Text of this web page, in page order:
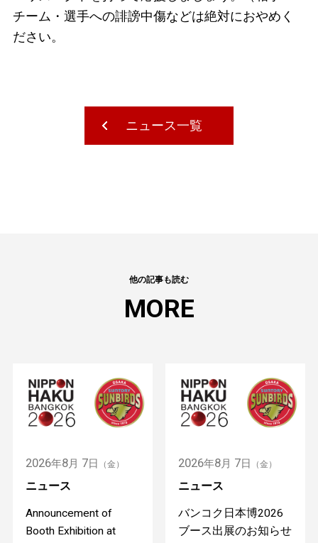
チーム・選手への誹謗中傷などは絶対におやめく
ださい。
ニュース一覧
他の記事も読む
MORE
2026年8月 7日 （金）
ニュース
Announcement of
Booth Exhibition at
2026年8月 7日 （金）
ニュース
バンコク日本博2026
ブース出展のお知らせ